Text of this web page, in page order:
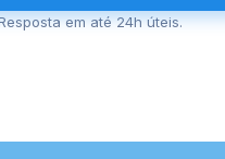
Resposta em até 24h úteis.